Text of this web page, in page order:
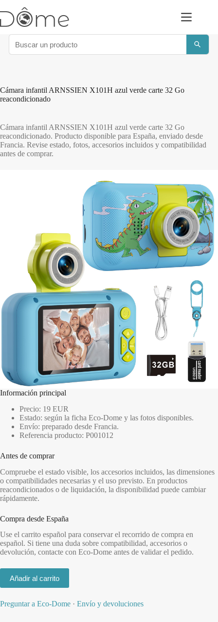
al
contenido
Cámara infantil ARNSSIEN X101H azul verde carte 32 Go
reacondicionado
Cámara infantil ARNSSIEN X101H azul verde carte 32 Go
reacondicionado. Producto disponible para España, enviado desde
Francia. Revise estado, fotos, accesorios incluidos y compatibilidad
antes de comprar.
Información principal
Precio: 19 EUR
Estado: según la ficha Eco-Dome y las fotos disponibles.
Envío: preparado desde Francia.
Referencia producto: P001012
Antes de comprar
Compruebe el estado visible, los accesorios incluidos, las dimensiones
o compatibilidades necesarias y el uso previsto. En productos
reacondicionados o de liquidación, la disponibilidad puede cambiar
rápidamente.
Compra desde España
Use el carrito español para conservar el recorrido de compra en
español. Si tiene una duda sobre compatibilidad, accesorios o
devolución, contacte con Eco-Dome antes de validar el pedido.
Añadir al carrito
Preguntar a Eco-Dome · Envío y devoluciones